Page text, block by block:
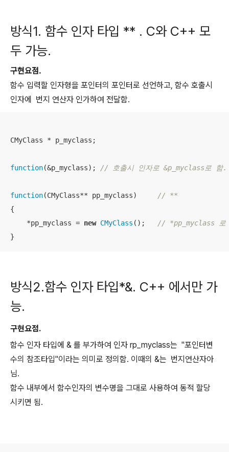
방식1. 함수 인자 타입 ** . C와 C++ 모
두 가능.
구현요점.
함수 입력할 인자형을 포인터의 포인터로 선언하고, 함수 호출시
인자에 번지 연산자 인가하여 전달함.
CMyClass * p_myclass;
function(&p_myclass); // 호출시 인자로 &p_myclass로 함.
function(CMyClass** pp_myclass)
// **
{
    *pp_myclass =
new CMyClass ();
// *pp_myclass 로
}
방식2.함수 인자 타입*&. C++ 에서만 가
능.
구현요점.
함수 인자 타입에 & 를 부가하여 인자 rp_myclass는 "포인터변
수의 참조타입"이라는 의미로 정의함. 이때의 &는 번지연산자아
님.
함수 내부에서 함수인자의 변수명을 그대로 사용하여 동적 할당
시키면 됨.